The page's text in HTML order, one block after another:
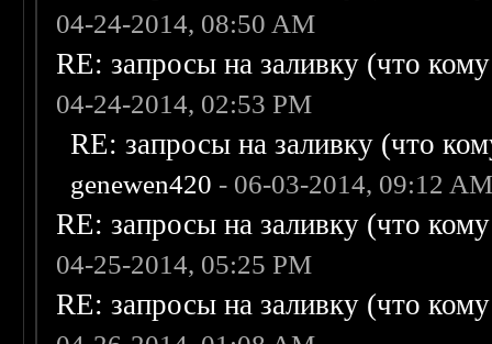
04-24-2014, 08:50 AM
RE: запросы на заливку (что
04-24-2014, 02:53 PM
RE: запросы на заливку (что
genewen420 - 06-03-2014, 09:12
RE: запросы на заливку (что
04-25-2014, 05:25 PM
RE: запросы на заливку (что